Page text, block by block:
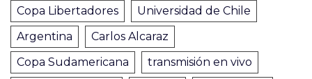
Copa Libertadores
Universidad de Chile
Argentina
Carlos Alcaraz
Copa Sudamericana
transmisión en vivo